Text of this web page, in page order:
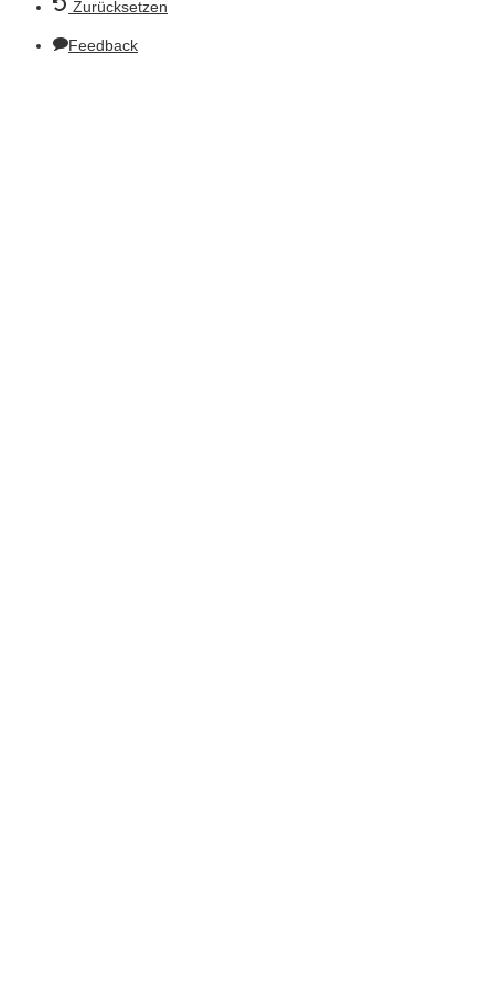
Zurücksetzen
Feedback